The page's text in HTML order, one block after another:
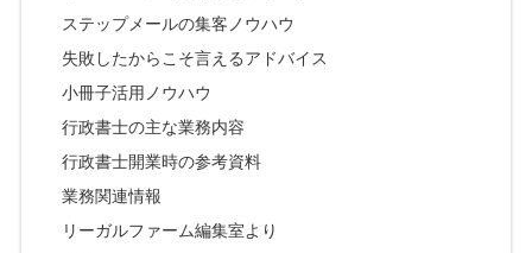
ステップメールの集客ノウハウ
失敗したからこそ言えるアドバイス
小冊子活用ノウハウ
行政書士の主な業務内容
行政書士開業時の参考資料
業務関連情報
リーガルファーム編集室より